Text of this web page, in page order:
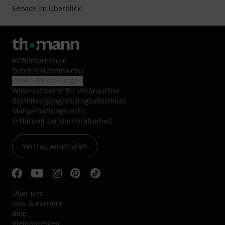
Service im Überblick
AGB/Impressum
Datenschutzhinweise
Widerrufsrecht für Verbraucher
Bestellvorgang/Vertragsabschluss
Mängelhaftungsrecht
Erklärung zur Barrierefreiheit
Vertrag widerrufen
Über uns
Jobs & Karriere
Blog